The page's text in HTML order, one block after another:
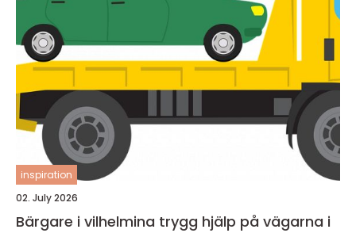
inspiration
02. July 2026
Bärgare i vilhelmina trygg hjälp på vägarna i